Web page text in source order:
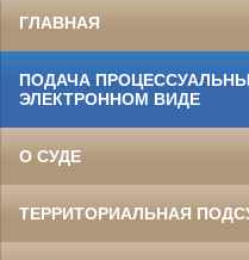
ГЛАВНАЯ
ПОДАЧА
ЭЛЕКТРОННОМ ВИДЕ
О СУДЕ
ТЕРРИТОРИАЛЬНАЯ